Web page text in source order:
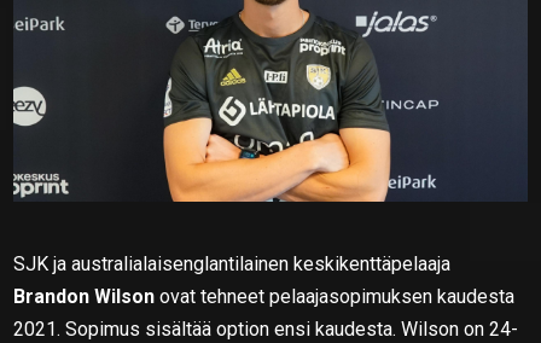
SJK ja australialaisenglantilainen keskikenttäpelaaja
Brandon Wilson ovat tehneet pelaajasopimuksen kaudesta
2021. Sopimus sisältää option ensi kaudesta. Wilson on 24-